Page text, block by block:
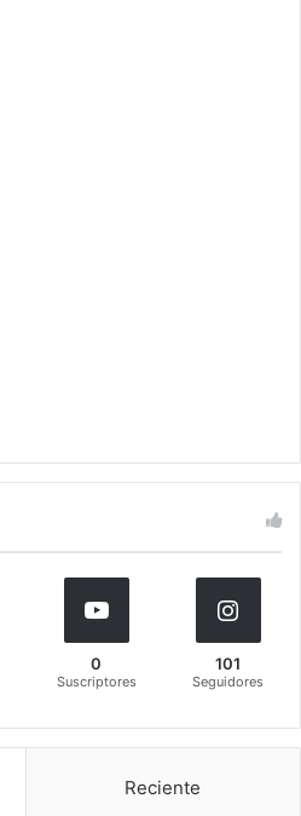
0
Suscriptores
101
Seguidores
Reciente